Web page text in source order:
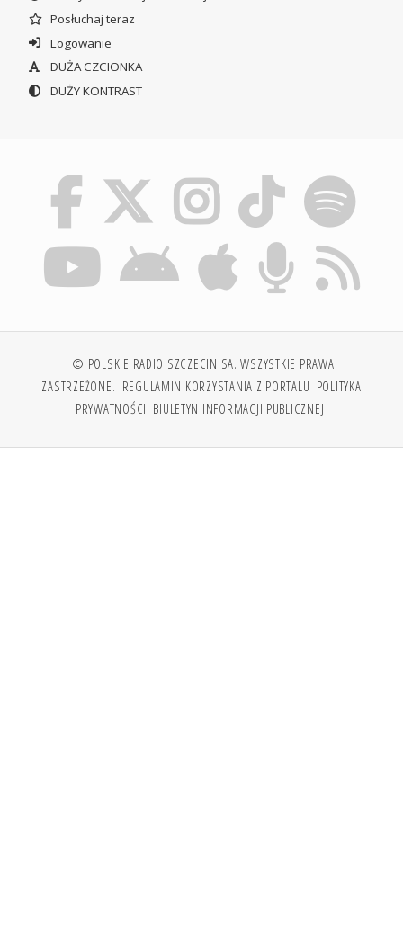
Posłuchaj teraz
Logowanie
DUŻA CZCIONKA
DUŻY KONTRAST
© POLSKIE RADIO SZCZECIN SA. WSZYSTKIE PRAWA
ZASTRZEŻONE. REGULAMIN KORZYSTANIA Z PORTALU POLITYKA
PRYWATNOŚCI BIULETYN INFORMACJI PUBLICZNEJ